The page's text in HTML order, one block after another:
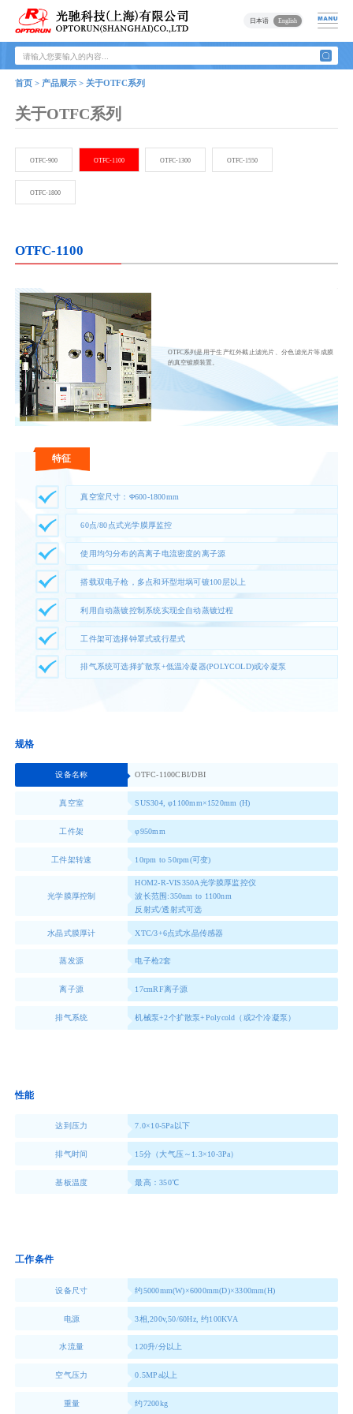
日本语 English
首页 > 产品展示 > 关于OTFC系列
关于OTFC系列
OTFC-900 OTFC-1100 OTFC-1300 OTFC-1550
OTFC-1800
OTFC-1100
OTFC系列是用于生产红外截止滤光片、分色滤光片等成膜
的真空镀膜装置。
特征
真空室尺寸：Φ600-1800mm
60点/80点式光学膜厚监控
使用均匀分布的高离子电流密度的离子源
搭载双电子枪，多点和环型坩埚可镀100层以上
利用自动蒸镀控制系统实现全自动蒸镀过程
工件架可选择钟罩式或行星式
排气系统可选择扩散泵+低温冷凝器(POLYCOLD)或冷凝泵
规格
设备名称 OTFC-1100CBI/DBI
真空室 SUS304, φ1100mm×1520mm (H)
工件架 φ950mm
工件架转速 10rpm to 50rpm(可变)
光学膜厚控制
HOM2-R-VIS350A光学膜厚监控仪
波长范围:350nm to 1100nm
反射式/透射式可选
水晶式膜厚计 XTC/3+6点式水晶传感器
蒸发源 电子枪2套
离子源 17cmRF离子源
排气系统 机械泵+2个扩散泵+Polycold（或2个冷凝泵）
性能
达到压力 7.0×10-5Pa以下
排气时间 15分（大气压～1.3×10-3Pa）
基板温度 最高：350℃
工作条件
设备尺寸 约5000mm(W)×6000mm(D)×3300mm(H)
电源 3相,200v,50/60Hz, 约100KVA
水流量 120升/分以上
空气压力 0.5MPa以上
重量 约7200kg